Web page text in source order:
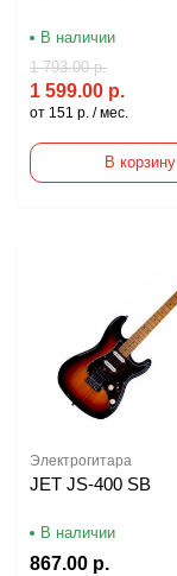
В наличии
1 599.00 р.
1 793.00 р.
от 151 р. / мес.
В корзину
Электрогитара
JET JS-400 SB
В наличии
867.00 р.